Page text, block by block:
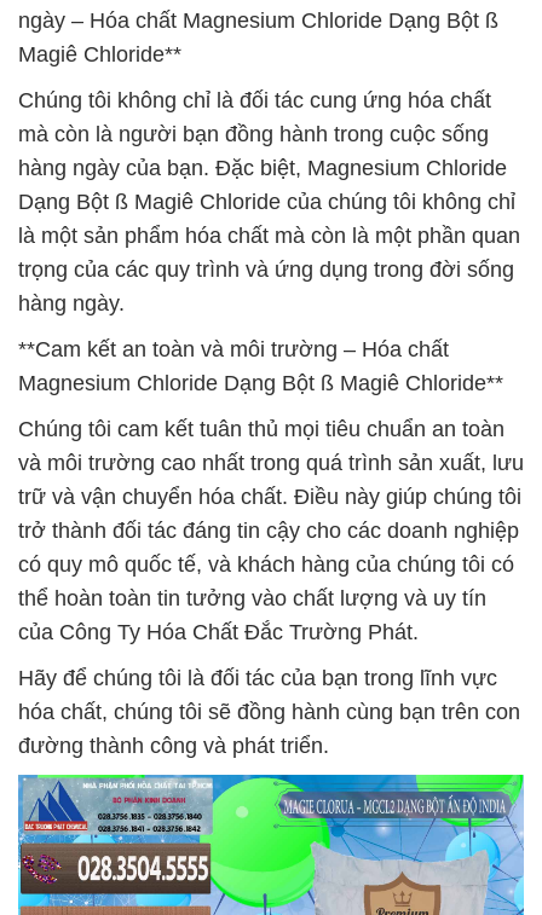
ngày – Hóa chất Magnesium Chloride Dạng Bột ß
Magiê Chloride**
Chúng tôi không chỉ là đối tác cung ứng hóa chất
mà còn là người bạn đồng hành trong cuộc sống
hàng ngày của bạn. Đặc biệt, Magnesium Chloride
Dạng Bột ß Magiê Chloride của chúng tôi không chỉ
là một sản phẩm hóa chất mà còn là một phần quan
trọng của các quy trình và ứng dụng trong đời sống
hàng ngày.
**Cam kết an toàn và môi trường – Hóa chất
Magnesium Chloride Dạng Bột ß Magiê Chloride**
Chúng tôi cam kết tuân thủ mọi tiêu chuẩn an toàn
và môi trường cao nhất trong quá trình sản xuất, lưu
trữ và vận chuyển hóa chất. Điều này giúp chúng tôi
trở thành đối tác đáng tin cậy cho các doanh nghiệp
có quy mô quốc tế, và khách hàng của chúng tôi có
thể hoàn toàn tin tưởng vào chất lượng và uy tín
của Công Ty Hóa Chất Đắc Trường Phát.
Hãy để chúng tôi là đối tác của bạn trong lĩnh vực
hóa chất, chúng tôi sẽ đồng hành cùng bạn trên con
đường thành công và phát triển.